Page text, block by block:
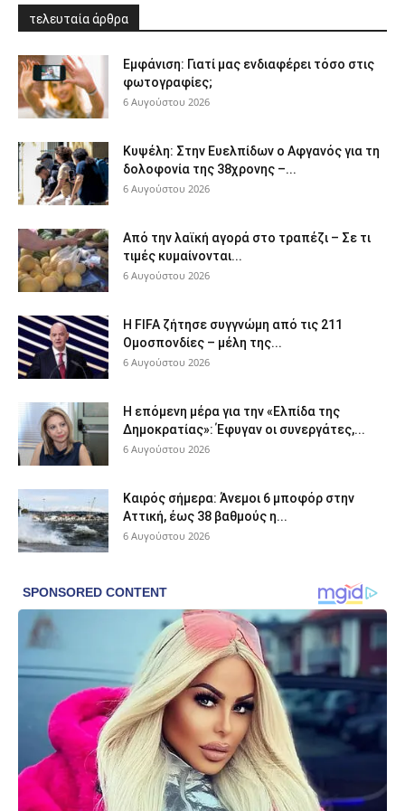
τελευταία άρθρα
Εμφάνιση: Γιατί μας ενδιαφέρει τόσο στις
φωτογραφίες;
6 Αυγούστου 2026
Κυψέλη: Στην Ευελπίδων ο Αφγανός για τη
δολοφονία της 38χρονης –...
6 Αυγούστου 2026
Από την λαϊκή αγορά στο τραπέζι – Σε τι
τιμές κυμαίνονται...
6 Αυγούστου 2026
Η FIFA ζήτησε συγγνώμη από τις 211
Ομοσπονδίες – μέλη της...
6 Αυγούστου 2026
Η επόμενη μέρα για την «Ελπίδα της
Δημοκρατίας»: Έφυγαν οι συνεργάτες,...
6 Αυγούστου 2026
Καιρός σήμερα: Άνεμοι 6 μποφόρ στην
Αττική, έως 38 βαθμούς η...
6 Αυγούστου 2026